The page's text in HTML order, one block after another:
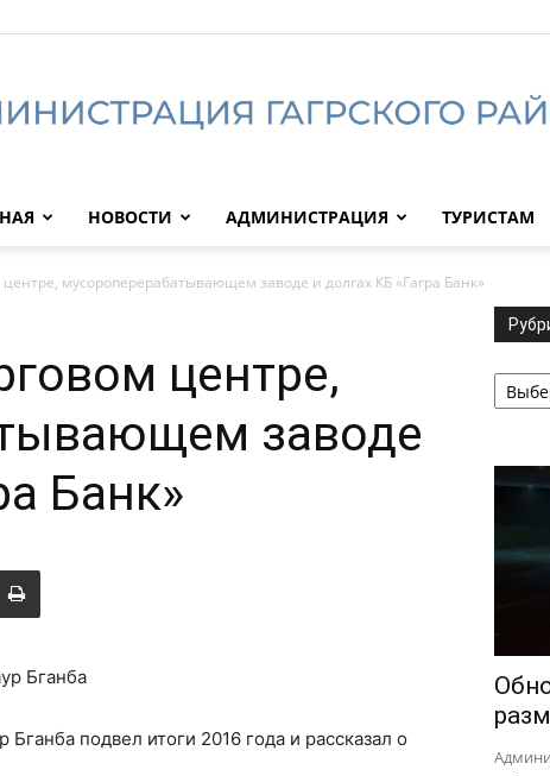
Гагрского
НОВОСТИ АДМИНИСТРАЦИЯ ТУРИСТАМ
центре, мусороперерабатывающем заводе и долгах КБ «Гагра Банк»
центре,
заводе
Банк»
подвел итоги 2016 года и рассказал о